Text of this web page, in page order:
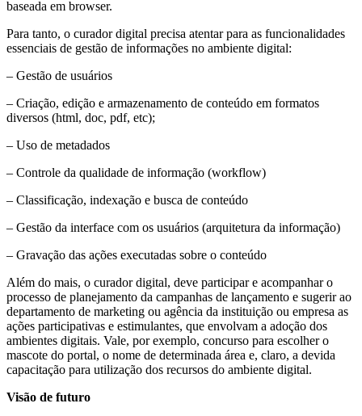
baseada em browser.
Para tanto, o curador digital precisa atentar para as funcionalidades
essenciais de gestão de informações no ambiente digital:
– Gestão de usuários
– Criação, edição e armazenamento de conteúdo em formatos
diversos (html, doc, pdf, etc);
– Uso de metadados
– Controle da qualidade de informação (workflow)
– Classificação, indexação e busca de conteúdo
– Gestão da interface com os usuários (arquitetura da informação)
– Gravação das ações executadas sobre o conteúdo
Além do mais, o curador digital, deve participar e acompanhar o
processo de planejamento da campanhas de lançamento e sugerir ao
departamento de marketing ou agência da instituição ou empresa as
ações participativas e estimulantes, que envolvam a adoção dos
ambientes digitais. Vale, por exemplo, concurso para escolher o
mascote do portal, o nome de determinada área e, claro, a devida
capacitação para utilização dos recursos do ambiente digital.
Visão de futuro